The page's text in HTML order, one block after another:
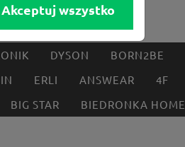
DYSON BORN2BE
ERLI ANSWEAR 4F
BIG STAR BIEDRONKA HOME
Akceptuj wszystko